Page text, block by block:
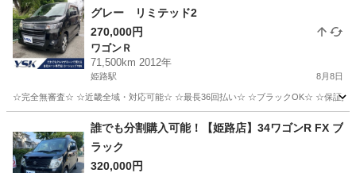
グレー リミテッド2
270,000円
ワゴンＲ
71,500km 2012年
姫路駅 8月8日
☆完全無審査☆ ☆近畿全域・対応可能☆ ☆最長36回払い☆ ☆ブラックOK☆ ☆保証人
姫路駅 ワゴンＲ 車両
誰でも分割購入可能！【姫路店】34ワゴンR FX ブ
ラック
320,000円